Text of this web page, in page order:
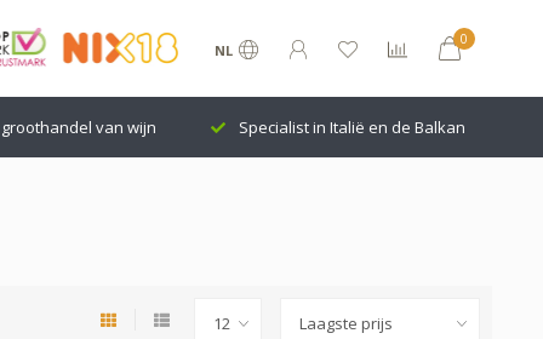
NL
0
van wijn Specialist in Italië en de Balkan